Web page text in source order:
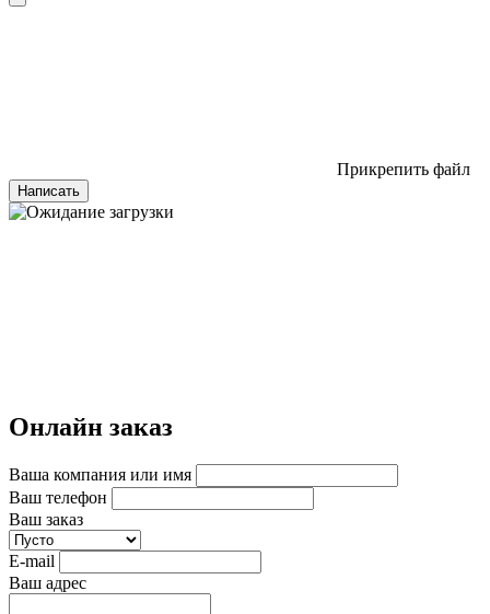
Прикрепить файл
Написать
Онлайн заказ
Ваша компания или имя
Ваш телефон
Ваш заказ
E-mail
Ваш адрес